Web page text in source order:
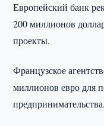
Европейский банк
200 миллионов
проекты.
Французское
миллионов евро для
предпринимательства.